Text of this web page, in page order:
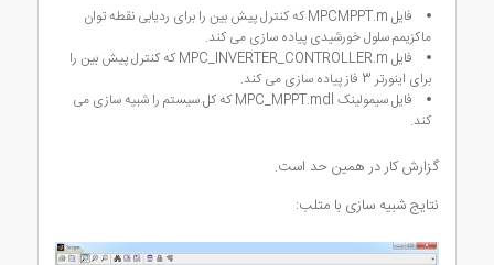
فایل MPCMPPT.m که کنترل پیش بین را برای ردیابی نقطه توان
ماکزیمم سلول خورشیدی پیاده سازی می کند.
فایل MPC_INVERTER_CONTROLLER.m که کنترل پیش بین را
برای اینورتر 3 فاز پیاده سازی می کند.
فایل سیمولینک MPC_MPPT.mdl که کل سیستم را شبیه سازی می
کند.
گزارش کار در همین حد است.
نتایج شبیه سازی با متلب: